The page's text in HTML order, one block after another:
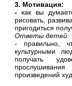
3. Мотивация:
- как вы
рисовать,
пригодиться
Ответы детей:
- правильно,
культурными
получать
произведений